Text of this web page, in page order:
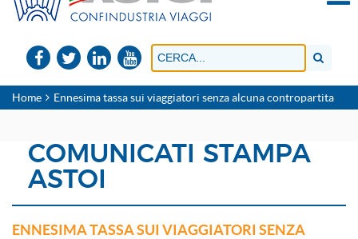
Home Ennesima tassa sui viaggiatori senza alcuna contropartita
COMUNICATI STAMPA
ASTOI
ENNESIMA TASSA SUI VIAGGIATORI SENZA